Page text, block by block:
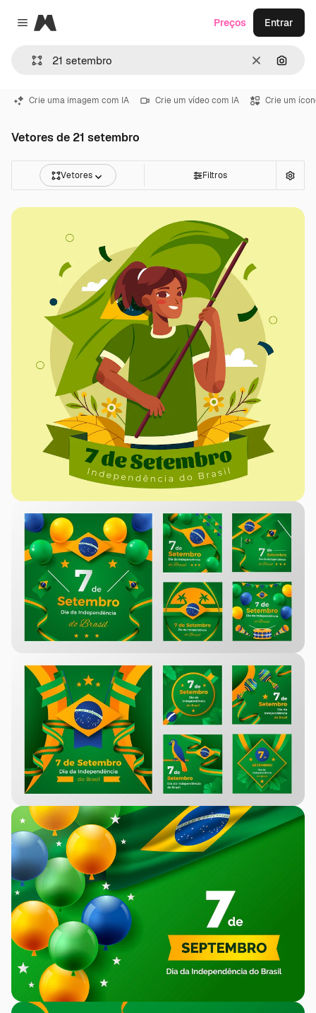
Close menu
Magnific
Limpar
Preços Entrar
Crie uma imagem com IA Crie um vídeo com IA Crie um
Vetores de 21 setembro
Vetores Filtros